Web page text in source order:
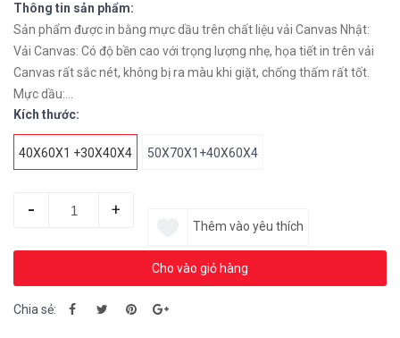
Thông tin sản phẩm:
Sản phẩm được in bằng mực dầu trên chất liệu vải Canvas Nhật:
Vải Canvas: Có độ bền cao với trọng lượng nhẹ, họa tiết in trên vải
Canvas rất sắc nét, không bị ra màu khi giặt, chống thấm rất tốt.
Mực dầu:...
Kích thước:
40X60X1 +30X40X4 50X70X1+40X60X4
- +
Cho vào giỏ hàng
Thêm vào yêu thích
Chia sẻ: